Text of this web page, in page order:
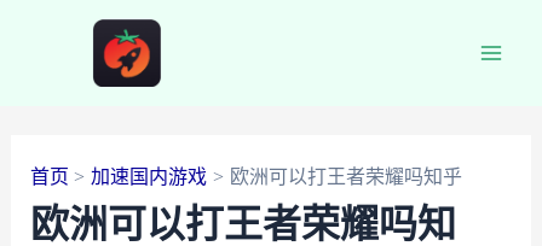
首页 加速国内游戏 欧洲可以打王者荣耀吗知乎
欧洲可以打王者荣耀吗知